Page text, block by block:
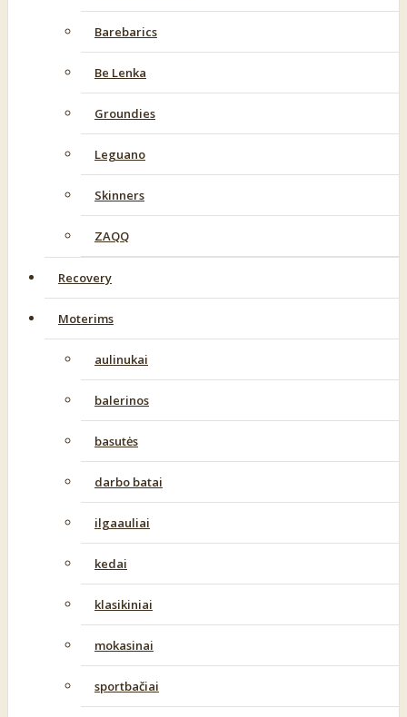
Barebarics
Be Lenka
Groundies
Leguano
Skinners
ZAQQ
Recovery
Moterims
aulinukai
balerinos
basutės
darbo batai
ilgaauliai
kedai
klasikiniai
mokasinai
sportbačiai